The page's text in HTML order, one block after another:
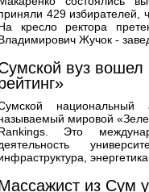
429 избирателей,
кресло ректора
Жучок -
вуз
мировой
Это
из Сум